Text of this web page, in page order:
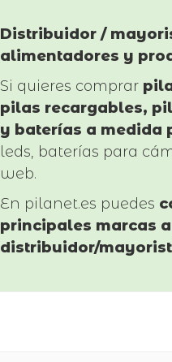
Distribuidor /
alimentadores y
Si quieres comprar
pilas recargables,
y baterías a medida
leds, baterías para
web.
En pilanet.es puedes
principales marcas
distribuidor/